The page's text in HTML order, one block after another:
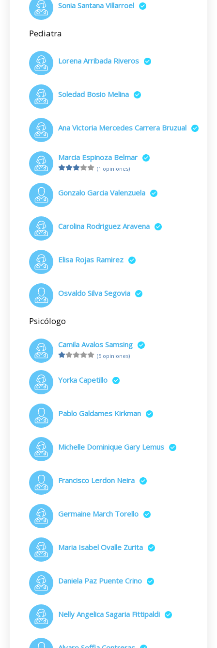
Sonia Santana Villarroel
Pediatra
Lorena Arribada Riveros
Soledad Bosio Melina
Ana Victoria Mercedes Carrera Bruzual
Marcia Espinoza Belmar
(1 opiniones)
Gonzalo Garcia Valenzuela
Carolina Rodriguez Aravena
Elisa Rojas Ramirez
Osvaldo Silva Segovia
Psicólogo
Camila Avalos Samsing
(5 opiniones)
Yorka Capetillo
Pablo Galdames Kirkman
Michelle Dominique Gary Lemus
Francisco Lerdon Neira
Germaine March Torello
Maria Isabel Ovalle Zurita
Daniela Paz Puente Crino
Nelly Angelica Sagaria Fittipaldi